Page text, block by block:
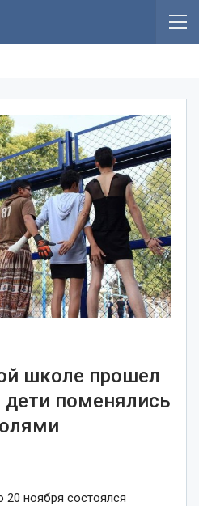
школе прошел
поменялись
ноября состоялся